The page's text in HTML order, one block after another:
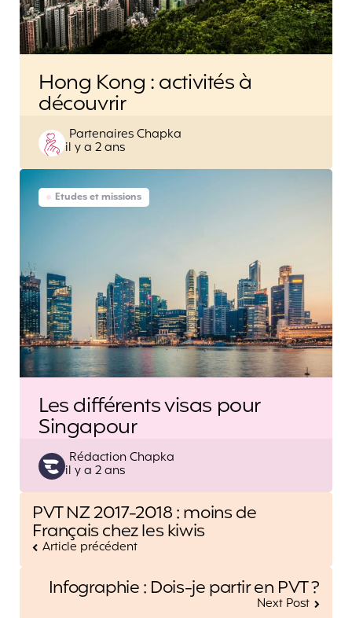
Hong Kong : activités à
découvrir
Posted
by
Partenaires Chapka
il y a 2 ans
Etudes et missions
Les différents visas pour
Singapour
Posted
by
Rédaction Chapka
il y a 2 ans
Post
navigation
PVT NZ 2017-2018 : moins de
Français chez les kiwis
Article précédent
Infographie : Dois-je partir en PVT ?
Next Post